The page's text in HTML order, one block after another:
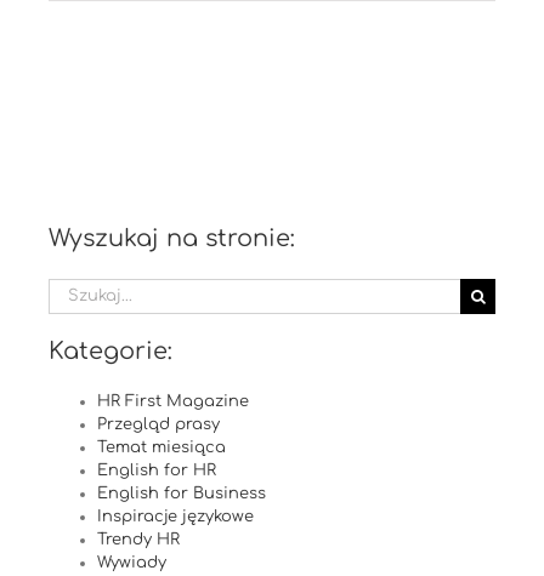
Wyszukaj na stronie:
Szukaj
Kategorie:
HR First Magazine
Przegląd prasy
Temat miesiąca
English for HR
English for Business
Inspiracje językowe
Trendy HR
Wywiady